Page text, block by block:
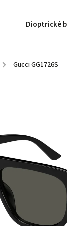
Dioptrické
/ Gucci GG1726S